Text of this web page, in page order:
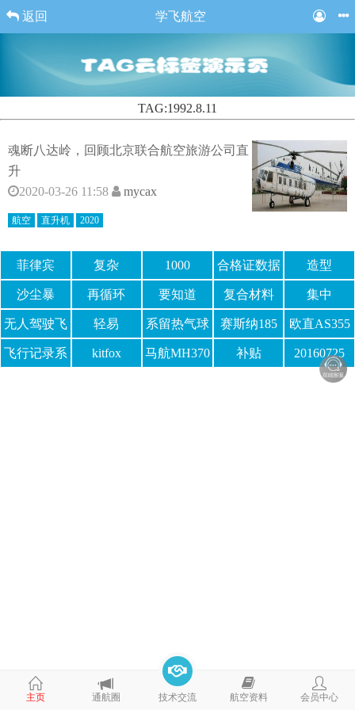
返回 学飞航空
TAG:1992.8.11
魂断八达岭，回顾北京联合航空旅游公司直
升
2020-03-26 11:58
mycax
航空 直升机 2020
菲律宾 复杂 1000 合格证数据
单
造型
沙尘暴 再循环 要知道 复合材料 集中
无人驾驶飞
机
轻易 系留热气球 赛斯纳185 欧直AS355
飞行记录系 kitfox 马航MH370 补贴 20160725
主页 通航圈 技术交流 航空资料 会员中心